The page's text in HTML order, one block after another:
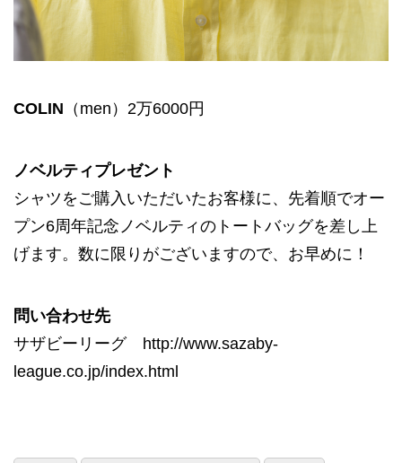
COLIN （men）2万6000円
ノベルティプレゼント
シャツをご購入いただいたお客様に、先着順でオー
プン6周年記念ノベルティのトートバッグを差し上
げます。数に限りがございますので、お早めに！
問い合わせ先
サザビーリーグ http://www.sazaby-
league.co.jp/index.html